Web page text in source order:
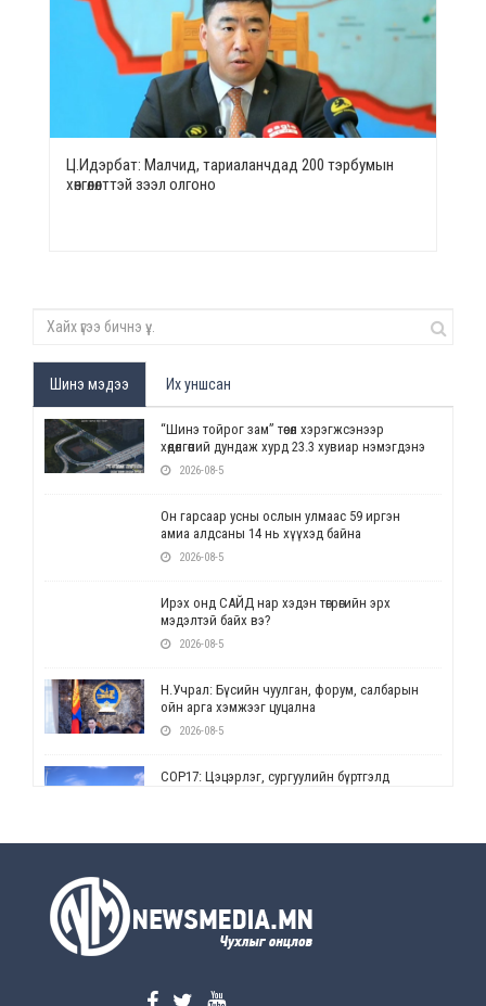
Ц.Идэрбат: Малчид, тариаланчдад 200 тэрбумын
хөнгөлөлттэй зээл олгоно
Шинэ мэдээ Их уншсан
“Шинэ тойрог зам” төсөл хэрэгжсэнээр
хөдөлгөөний дундаж хурд 23.3 хувиар нэмэгдэнэ
2026-08-5
Он гарсаар усны ослын улмаас 59 иргэн
амиа алдсаны 14 нь хүүхэд байна
2026-08-5
Ирэх онд САЙД нар хэдэн төгрөгийн эрх
мэдэлтэй байх вэ?
2026-08-5
Н.Учрал: Бүсийн чуулган, форум, салбарын
ойн арга хэмжээг цуцална
2026-08-5
СОР17: Цэцэрлэг, сургуулийн бүртгэлд
2026-08-5
2026-08-5